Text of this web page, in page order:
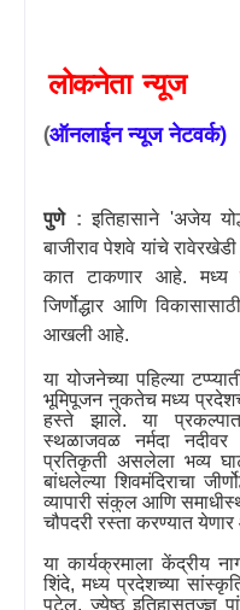
लोकनेता न्यूज
(ऑनलाईन न्यूज नेटवर्क)
पुणे : इतिहासाने 'अजेय
बाजीराव पेशवे यांचे
कात टाकणार आहे. मध्य
जिर्णोद्धार आणि
आखली आहे.
या योजनेच्या पहिल्या
भूमिपूजन नुकतेच मध्य प्रदेशचे
हस्ते झाले. या प्रकल्पात
स्थळाजवळ नर्मदा नदीवर
प्रतिकृती असलेला भव्य
बांधलेल्या शिवमंदिराचा
व्यापारी संकुल आणि
चौपदरी रस्ता करण्यात
या कार्यक्रमाला केंद्रीय
शिंदे,मध्य प्रदेशच्या
पटेल,ज्येष्ठ इतिहासतज्ज्ञ